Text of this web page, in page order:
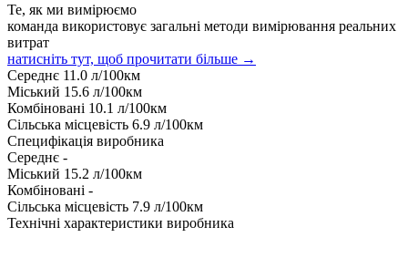
Те, як ми вимірюємо
команда використовує загальні методи вимірювання реальних
витрат
натисніть тут, щоб прочитати більше →
Середнє 11.0 л/100км
Міський 15.6 л/100км
Комбіновані 10.1 л/100км
Сільська місцевість 6.9 л/100км
Специфікація виробника
Середнє -
Міський 15.2 л/100км
Комбіновані -
Сільська місцевість 7.9 л/100км
Технічні характеристики виробника